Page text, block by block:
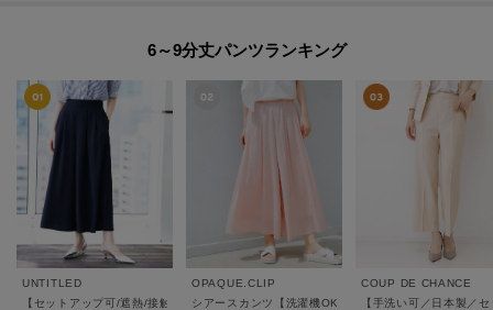
6～9分丈パンツランキング
UNTITLED
【セットアップ可/遮熱/接触冷感/UVカット】リラクシーガウチョパンツ
OPAQUE.CLIP
シアースカンツ【洗濯機OK】
COUP DE CHANCE
【手洗い可／日本製／